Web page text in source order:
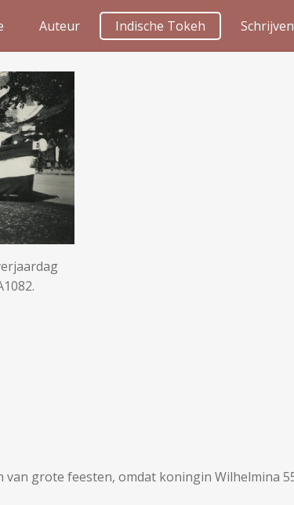
Auteur Indische Tokeh Schrijven
grote feesten, omdat koningin Wilhelmina